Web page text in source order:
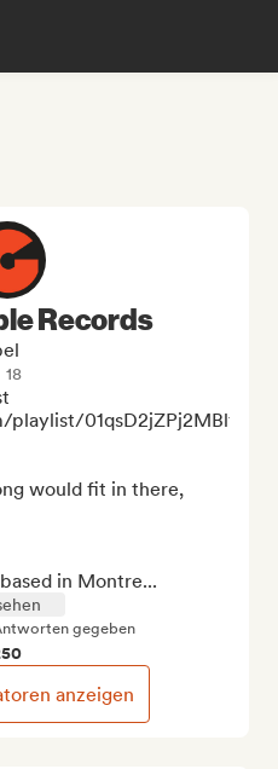
Records
18
would fit in there,
in Montre...
gegeben
anzeigen